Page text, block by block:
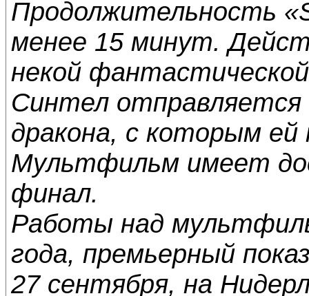
Продолжительность
менее 15 минут.
некой
Синтел отправляется
дракона, с которым
Мультфильм имеет
финал.
Работы над
года, премьерный
27 сентября, на